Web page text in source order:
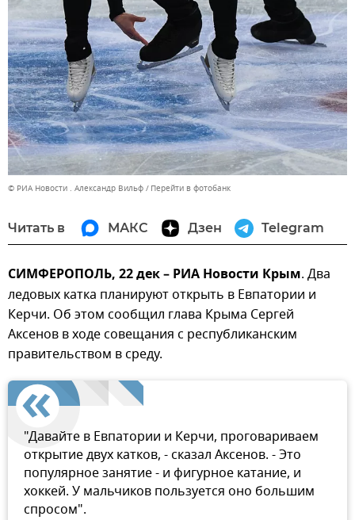
© РИА Новости . Александр Вильф Перейти в фотобанк
Читать в МАКС Дзен Telegram
СИМФЕРОПОЛЬ, 22 дек – РИА Новости Крым. Два
ледовых катка планируют открыть в Евпатории и
Керчи. Об этом сообщил глава Крыма Сергей
Аксенов в ходе совещания с республиканским
правительством в среду.
"Давайте в Евпатории и Керчи, проговариваем
открытие двух катков, - сказал Аксенов. - Это
популярное занятие - и фигурное катание, и
хоккей. У мальчиков пользуется оно большим
спросом".